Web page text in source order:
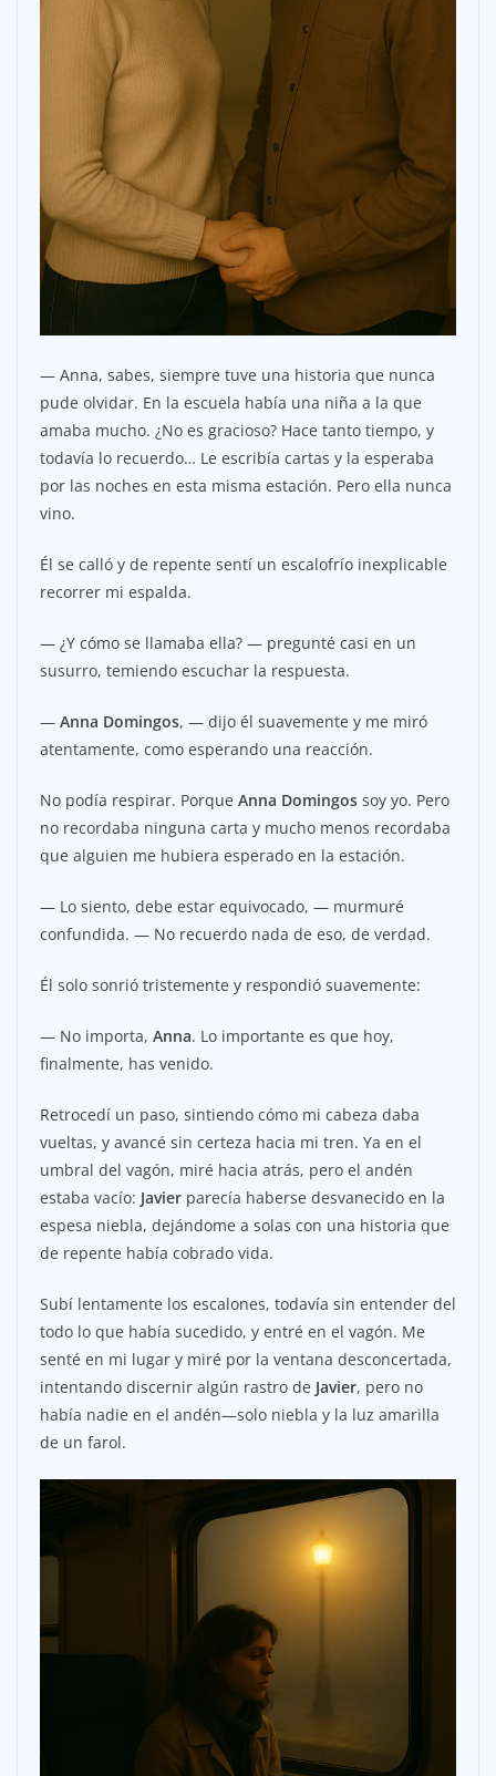
— Anna, sabes, siempre tuve una historia que nunca
pude olvidar. En la escuela había una niña a la que
amaba mucho. ¿No es gracioso? Hace tanto tiempo, y
todavía lo recuerdo… Le escribía cartas y la esperaba
por las noches en esta misma estación. Pero ella nunca
vino.
Él se calló y de repente sentí un escalofrío inexplicable
recorrer mi espalda.
— ¿Y cómo se llamaba ella? — pregunté casi en un
susurro, temiendo escuchar la respuesta.
— Anna Domingos, — dijo él suavemente y me miró
atentamente, como esperando una reacción.
No podía respirar. Porque Anna Domingos soy yo. Pero
no recordaba ninguna carta y mucho menos recordaba
que alguien me hubiera esperado en la estación.
— Lo siento, debe estar equivocado, — murmuré
confundida. — No recuerdo nada de eso, de verdad.
Él solo sonrió tristemente y respondió suavemente:
— No importa, Anna. Lo importante es que hoy,
finalmente, has venido.
Retrocedí un paso, sintiendo cómo mi cabeza daba
vueltas, y avancé sin certeza hacia mi tren. Ya en el
umbral del vagón, miré hacia atrás, pero el andén
estaba vacío: Javier parecía haberse desvanecido en la
espesa niebla, dejándome a solas con una historia que
de repente había cobrado vida.
Subí lentamente los escalones, todavía sin entender del
todo lo que había sucedido, y entré en el vagón. Me
senté en mi lugar y miré por la ventana desconcertada,
intentando discernir algún rastro de Javier, pero no
había nadie en el andén—solo niebla y la luz amarilla
de un farol.